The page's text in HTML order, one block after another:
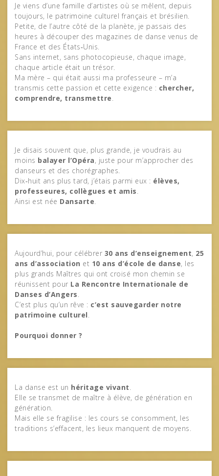
Je viens d’une famille d’artistes où se mêlent, depuis
toujours, le patrimoine culturel français et brésilien.
Petite, de l’autre côté de la planète, je passais des
heures à découper des magazines de danse venus de
France et des États‑Unis.
Sans internet, sans photocopieuse, chaque image,
chaque article était un trésor.
Ma mère – qui était aussi ma professeure – m’a
transmis cette passion et cette exigence : chercher,
comprendre, transmettre
Je disais souvent que, plus grande, je voudrais au
moins balayer l’Opéra, juste pour m’approcher des
danseurs et des chorégraphes.
Dix‑huit ans plus tard, j’étais parmi eux : élèves,
professeures, collègues et amis
Ainsi est née Dansarte
Aujourd’hui, pour célébrer 30 ans d’enseignement, 25
ans d’association et 10 ans d’école de danse, les
plus grands Maîtres qui ont croisé mon chemin se
réunissent pour La Rencontre Internationale de
Danses d’Angers
C’est plus qu’un rêve : c’est sauvegarder notre
patrimoine culturel
Pourquoi donner ?
La danse est un héritage vivant
Elle se transmet de maître à élève, de génération en
génération.
Mais elle se fragilise : les cours se consomment, les
traditions s’effacent, les lieux manquent de moyens.